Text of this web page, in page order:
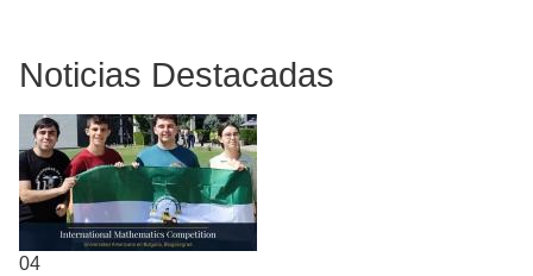
Noticias Destacadas
04